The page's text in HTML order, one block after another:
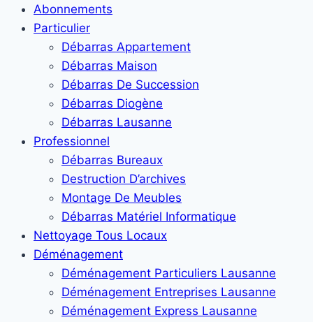
Abonnements
Particulier
Débarras Appartement
Débarras Maison
Débarras De Succession
Débarras Diogène
Débarras Lausanne
Professionnel
Débarras Bureaux
Destruction D’archives
Montage De Meubles
Débarras Matériel Informatique
Nettoyage Tous Locaux
Déménagement
Déménagement Particuliers Lausanne
Déménagement Entreprises Lausanne
Déménagement Express Lausanne